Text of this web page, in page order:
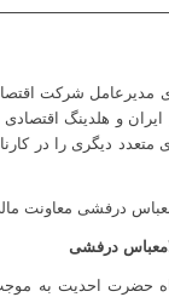
مدیرعامل شرکت
ایران و هلدینگ
متعدد دیگری را در
درفشی معاونت
درفشی
حضرت احدیت به